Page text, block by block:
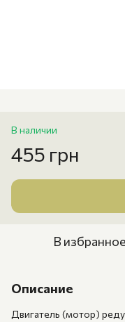
В наличии
455 грн
В избранное
Описание
Двигатель (мотор)